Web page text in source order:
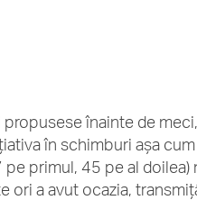
înainte de
în schimburi așa
primul, 45 pe al doilea)
ori a avut ocazia,